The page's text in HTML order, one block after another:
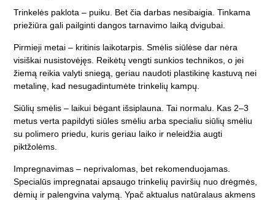
Trinkelės paklota – puiku. Bet čia darbas nesibaigia. Tinkama
priežiūra gali pailginti dangos tarnavimo laiką dvigubai.
Pirmieji metai – kritinis laikotarpis. Smėlis siūlėse dar nėra
visiškai nusistovėjęs. Reikėtų vengti sunkios technikos, o jei
žiemą reikia valyti sniegą, geriau naudoti plastikinę kastuvą nei
metalinę, kad nesugadintumėte trinkelių kampų.
Siūlių smėlis – laikui bėgant išsiplauna. Tai normalu. Kas 2–3
metus verta papildyti siūles smėliu arba specialiu siūlių smėliu
su polimero priedu, kuris geriau laiko ir neleidžia augti
piktžolėms.
Impregnavimas – neprivalomas, bet rekomenduojamas.
Specialūs impregnatai apsaugo trinkelių paviršių nuo drėgmės,
dėmių ir palengvina valymą. Ypač aktualus natūralaus akmens